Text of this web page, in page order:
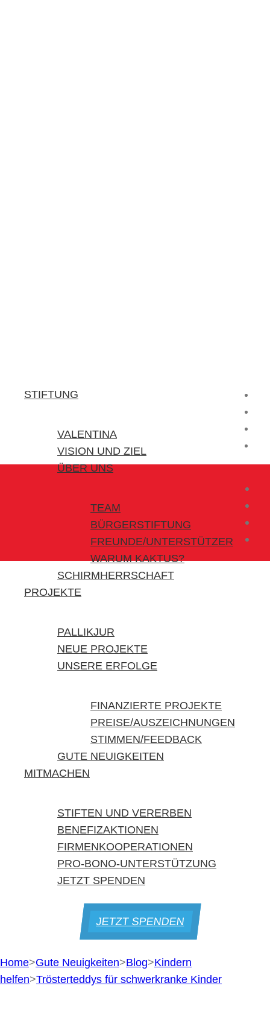
STIFTUNG
VALENTINA
VISION UND ZIEL
ÜBER UNS
TEAM
BÜRGERSTIFTUNG
FREUNDE/UNTERSTÜTZER
WARUM KAKTUS?
SCHIRMHERRSCHAFT
PROJEKTE
PALLIKJUR
NEUE PROJEKTE
UNSERE ERFOLGE
FINANZIERTE PROJEKTE
PREISE/AUSZEICHNUNGEN
STIMMEN/FEEDBACK
GUTE NEUIGKEITEN
MITMACHEN
STIFTEN UND VERERBEN
BENEFIZAKTIONEN
FIRMENKOOPERATIONEN
PRO-BONO-UNTERSTÜTZUNG
JETZT SPENDEN
JETZT SPENDEN
Home>Gute Neuigkeiten>Blog>Kindern
helfen>Trösterteddys für schwerkranke Kinder